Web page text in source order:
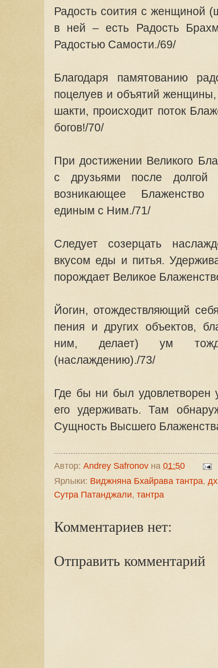
Радость соития с женщиной
в ней – есть Радость
Радостью Самости./69/
Благодаря памятованию
поцелуев и объятий
шакти, происходит поток
богов!/70/
При достижении Великого
с друзьями после долгой
возникающее Блаженство
единым с Ним./71/
Следует созерцать
вкусом еды и питья.
порождает Великое
Йогин, отождествляющий
пения и других объектов,
ним, делает) ум
(наслаждению)./73/
Где бы ни был удовлетворен
его удерживать. Там
Сущность Высшего
Автор: Andrey Safronov на 01:50
Ярлыки: Виджняна Бхайрава тантра,
Сутра Патанджали, тантра
Комментариев нет:
Отправить комментарий